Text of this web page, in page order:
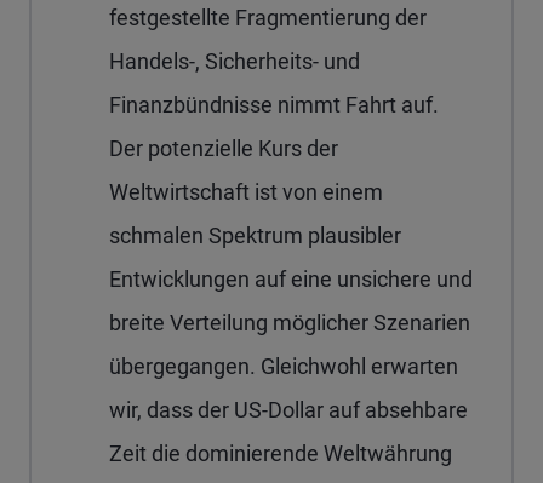
festgestellte Fragmentierung der
Handels-, Sicherheits- und
Finanzbündnisse nimmt Fahrt auf.
Der potenzielle Kurs der
Weltwirtschaft ist von einem
schmalen Spektrum plausibler
Entwicklungen auf eine unsichere und
breite Verteilung möglicher Szenarien
übergegangen. Gleichwohl erwarten
wir, dass der US-Dollar auf absehbare
Zeit die dominierende Weltwährung